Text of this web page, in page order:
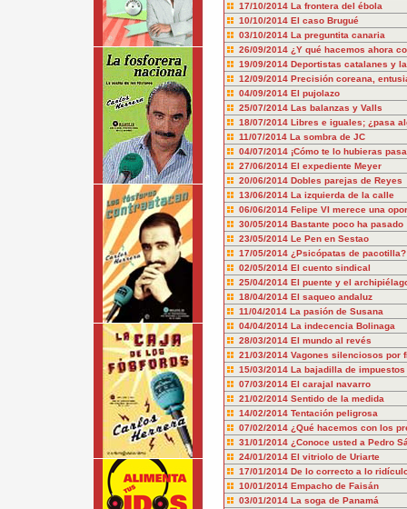
17/10/2014 La frontera del ébola
10/10/2014 El caso Brugué
03/10/2014 La preguntita canaria
26/09/2014 ¿Y qué hacemos ahora
19/09/2014 Deportistas catalanes y
12/09/2014 Precisión coreana,
04/09/2014 El pujolazo
25/07/2014 Las balanzas y Valls
18/07/2014 Libres e iguales; ¿pasa
11/07/2014 La sombra de JC
04/07/2014 ¡Cómo te lo hubieras
27/06/2014 El expediente Meyer
20/06/2014 Dobles parejas de Reyes
13/06/2014 La izquierda de la calle
06/06/2014 Felipe VI merece una
30/05/2014 Bastante poco ha pasado
23/05/2014 Le Pen en Sestao
17/05/2014 ¿Psicópatas de pacotilla?
02/05/2014 El cuento sindical
25/04/2014 El puente y el
18/04/2014 El saqueo andaluz
11/04/2014 La pasión de Susana
04/04/2014 La indecencia Bolinaga
28/03/2014 El mundo al revés
21/03/2014 Vagones silenciosos por
15/03/2014 La bajadilla de impuestos
07/03/2014 El carajal navarro
21/02/2014 Sentido de la medida
14/02/2014 Tentación peligrosa
07/02/2014 ¿Qué hacemos con los
31/01/2014 ¿Conoce usted a Pedro
24/01/2014 El vitriolo de Uriarte
17/01/2014 De lo correcto a lo
10/01/2014 Empacho de Faisán
03/01/2014 La soga de Panamá